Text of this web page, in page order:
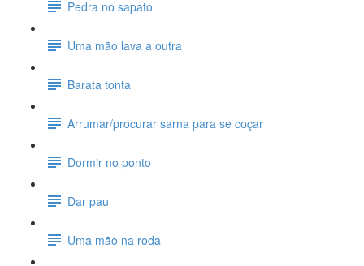
Pedra no sapato
Uma mão lava a outra
Barata tonta
Arrumar/procurar sarna para se coçar
Dormir no ponto
Dar pau
Uma mão na roda